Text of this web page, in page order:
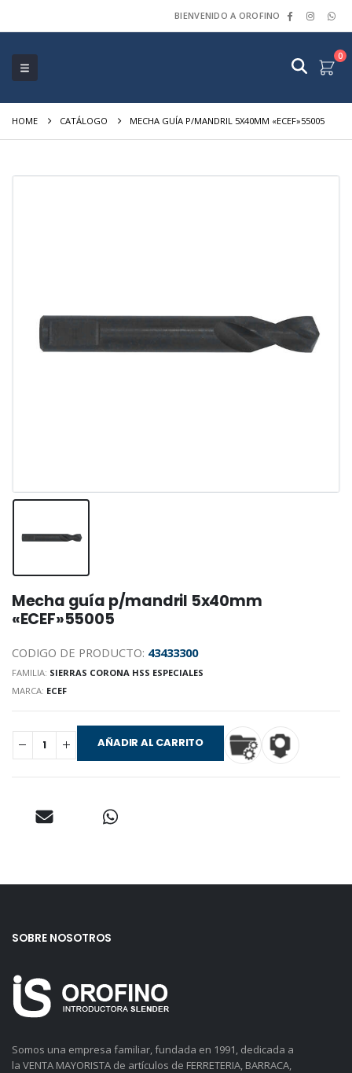
BIENVENIDO A OROFINO
0
HOME CATÁLOGO MECHA GUÍA P/MANDRIL 5X40MM «ECEF»55005
Mecha guía p/mandril 5x40mm
«ECEF»55005
CODIGO DE PRODUCTO: 43433300
FAMILIA: SIERRAS CORONA HSS ESPECIALES
MARCA: ECEF
AÑADIR AL CARRITO
SOBRE NOSOTROS
Somos una empresa familiar, fundada en 1991, dedicada a
la VENTA MAYORISTA de artículos de FERRETERIA, BARRACA,